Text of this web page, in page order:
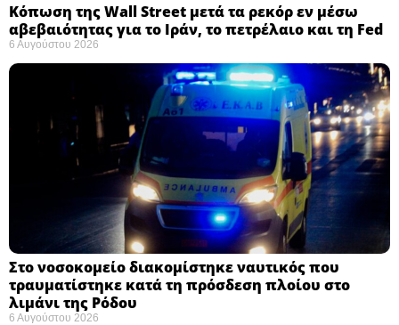
Κόπωση της Wall Street μετά τα ρεκόρ εν μέσω
αβεβαιότητας για το Ιράν, το πετρέλαιο και τη Fed
6 Αυγούστου 2026
Στο νοσοκομείο διακομίστηκε ναυτικός που
τραυματίστηκε κατά τη πρόσδεση πλοίου στο
λιμάνι της Ρόδου
6 Αυγούστου 2026